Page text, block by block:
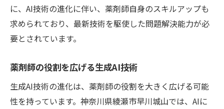
に、AI技術の進化に伴い、薬剤師自身のスキルアップも
求められており、最新技術を駆使した問題解決能力が必
要とされています。
薬剤師の役割を広げる生成AI技術
生成AI技術の進化は、薬剤師の役割を大きく広げる可能
性を持っています。神奈川県綾瀬市早川城山では、AIに